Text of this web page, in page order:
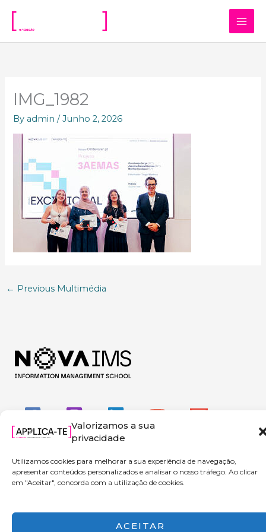
Valorizamos a sua
privacidade
Utilizamos cookies para melhorar a sua experiência de navegação,
apresentar conteúdos personalizados e analisar o nosso tráfego. Ao clicar
em "Aceitar", concorda com a utilização de cookies.
ACEITAR
content
IMG_1982
By admin/Junho 2, 2026
← Previous Multimédia
Copyright © 2026 Applica-te | Powered by NOVA IMS